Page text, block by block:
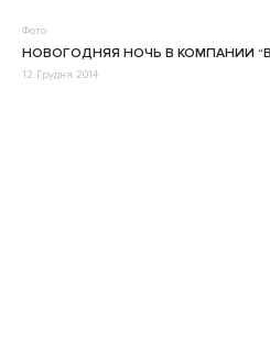
Фото
НОВОГОДНЯЯ НОЧЬ В КОМПАНИИ
12 Грудня 2014